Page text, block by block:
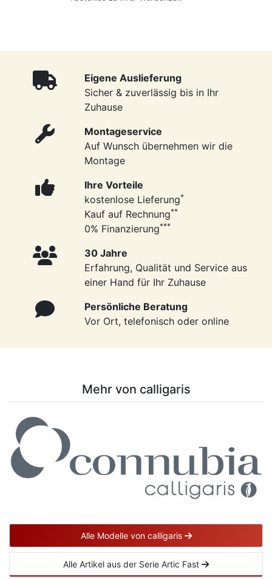
Eigene Auslieferung
Sicher & zuverlässig bis in Ihr
Zuhause
Montageservice
Auf Wunsch übernehmen wir die
Montage
Ihre Vorteile
kostenlose Lieferung*
Kauf auf Rechnung**
0% Finanzierung***
30 Jahre
Erfahrung, Qualität und Service aus
einer Hand für Ihr Zuhause
Persönliche Beratung
Vor Ort, telefonisch oder online
Mehr von calligaris
Alle Modelle von calligaris
Alle Artikel aus der Serie Artic Fast